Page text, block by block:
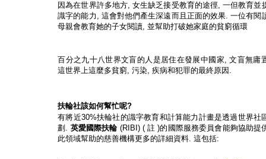
因為在世界許多地方,女生缺乏接受教育的途徑,一但教育並
識字的能力 , 這會對他們產生深遠而且正面的效果.一位有閱
母親會教育她的子女閱讀,並幫助打破她家庭的貧窮循環
百分之九十八世界文盲的人是居住在發展中國家,文盲無庸
這世界上這麼多貧窮,污染,疾病和犯罪的最終原因 .
扶輪社該如何幫忙呢?
有將近30%扶輪社的識字教育和計算能力計畫是透過世界社
劃 . 英愛國際扶輪 (RIBI) ( 註 )的國際服務委員會能夠協助提
此領域幫助的慈善機構更多的詳細資料.這包括: